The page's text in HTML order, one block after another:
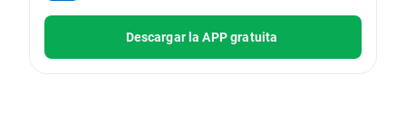
Descargar la APP gratuita